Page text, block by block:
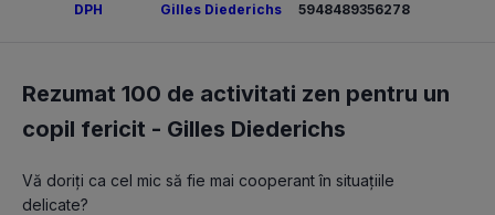
DPH Gilles Diederichs 5948489356278
Rezumat 100 de activitati zen pentru un
copil fericit - Gilles Diederichs
Vă doriți ca cel mic să fie mai cooperant în situațiile
delicate?